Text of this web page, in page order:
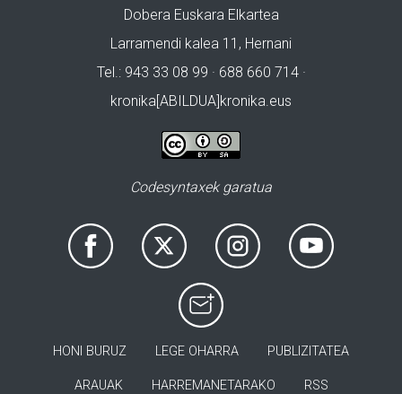
Dobera Euskara Elkartea
Larramendi kalea 11, Hernani
Tel.: 943 33 08 99 · 688 660 714 ·
kronika[ABILDUA]kronika.eus
Codesyntaxek garatua
HONI BURUZ LEGE OHARRA PUBLIZITATEA
ARAUAK HARREMANETARAKO RSS